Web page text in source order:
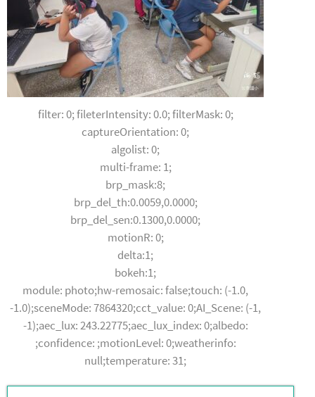
filter: 0; fileterIntensity: 0.0; filterMask: 0;
captureOrientation: 0;
algolist: 0;
multi-frame: 1;
brp_mask:8;
brp_del_th:0.0059,0.0000;
brp_del_sen:0.1300,0.0000;
motionR: 0;
delta:1;
bokeh:1;
module: photo;hw-remosaic: false;touch: (-1.0,
-1.0);sceneMode: 7864320;cct_value: 0;AI_Scene: (-1,
-1);aec_lux: 243.22775;aec_lux_index: 0;albedo:
;confidence: ;motionLevel: 0;weatherinfo:
null;temperature: 31;